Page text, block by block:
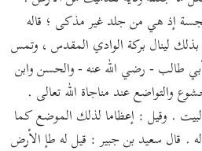
نجسة إذ هي من جلد غير مذكى ؛ قاله
لينال بركة الوادي المقدس ، وتمس
أبي طالب - رضي الله عنه - والحسن وابن
والتواضع عند مناجاة الله تعالى .
. وقيل : إعظاما لذلك الموضع كما
. قال سعيد بن جبير : قيل له طإ الأرض